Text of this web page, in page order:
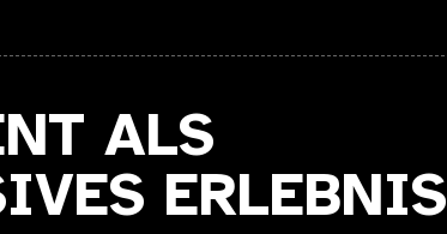
ALS
ERLEBNIS